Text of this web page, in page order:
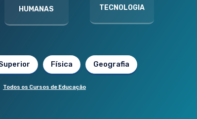
HUMANAS TECNOLOGIA
Física Geografia
Todos os Cursos de Educação